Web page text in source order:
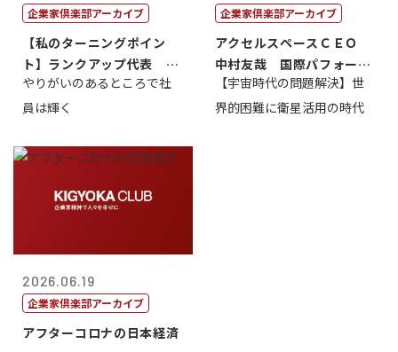
企業家倶楽部アーカイブ
【私のターニングポイン
ト】ランクアップ代表 岩
崎裕美子
やりがいのあるところで社
員は輝く
企業家倶楽部アーカイブ
アクセルスペースＣＥＯ
中村友哉 国際パフォーマ
ンス研究所代...
【宇宙時代の問題解決】世
界的困難に衛星活用の時代
2026.06.19
企業家倶楽部アーカイブ
アフターコロナの日本経済